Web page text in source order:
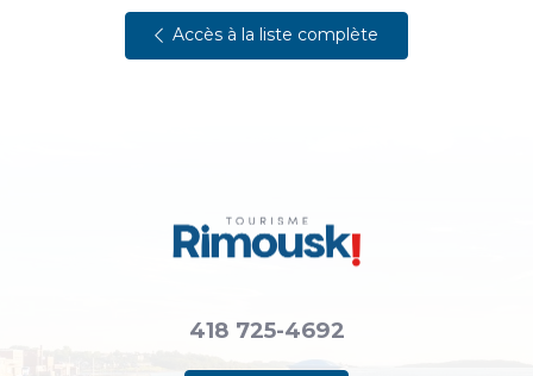
Accès à la liste complète
418 725-4692